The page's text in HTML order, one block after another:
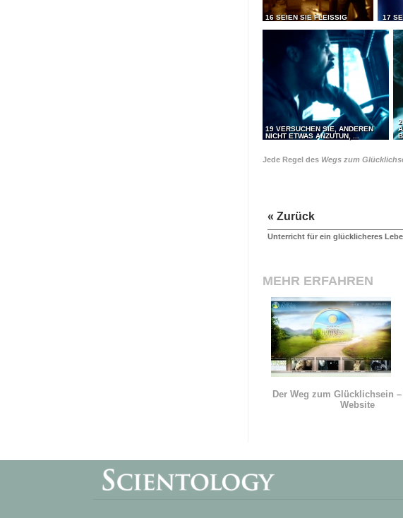
16 SEIEN SIE FLEISSIG 17
19 VERSUCHEN SIE, ANDEREN
NICHT ETWAS ANZUTUN, ...
Jede Regel des Wegs zum
« Zurück
Unterricht für ein glücklicheres
MEHR ERFAHREN
Der Weg zum Glücklichsein
Website